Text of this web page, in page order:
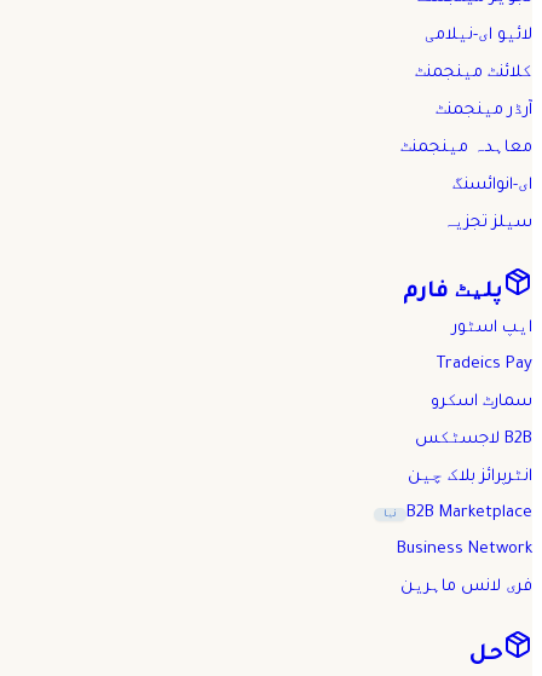
لائیو ای-نیلامی
کلائنٹ مینجمنٹ
آرڈر مینجمنٹ
معاہدہ مینجمنٹ
ای-انوائسنگ
سیلز تجزیہ
پلیٹ فارم
ایپ اسٹور
Tradeics Pay
سمارٹ اسکرو
B2B لاجسٹکس
انٹرپرائز بلاک چین
B2B Marketplace
نیا
Business Network
فری لانس ماہرین
حل